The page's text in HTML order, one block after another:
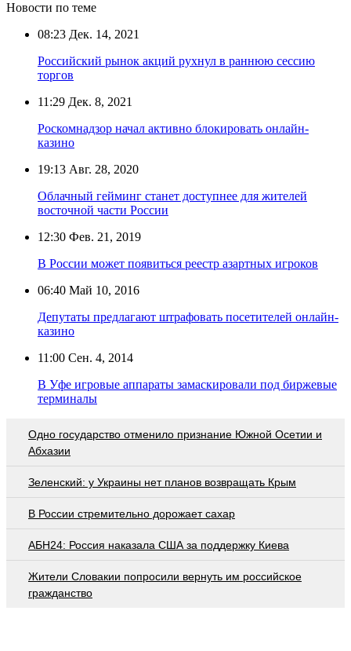
Новости по теме
08:23 Дек. 14, 2021
Российский рынок акций рухнул в раннюю сессию
торгов
11:29 Дек. 8, 2021
Роскомнадзор начал активно блокировать онлайн-
казино
19:13 Авг. 28, 2020
Облачный гейминг станет доступнее для жителей
восточной части России
12:30 Фев. 21, 2019
В России может появиться реестр азартных игроков
06:40 Май 10, 2016
Депутаты предлагают штрафовать посетителей онлайн-
казино
11:00 Сен. 4, 2014
В Уфе игровые аппараты замаскировали под биржевые
терминалы
Одно государство отменило признание Южной Осетии и
Абхазии
Зеленский: у Украины нет планов возвращать Крым
В России стремительно дорожает сахар
АБН24: Россия наказала США за поддержку Киева
Жители Словакии попросили вернуть им российское
гражданство